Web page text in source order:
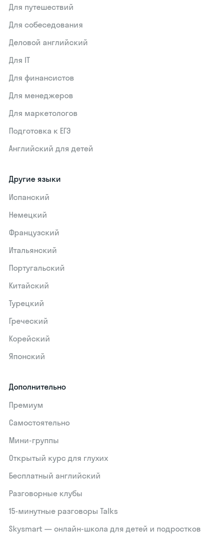
Для путешествий
Для собеседования
Деловой английский
Для IT
Для финансистов
Для менеджеров
Для маркетологов
Подготовка к ЕГЭ
Английский для детей
Другие языки
Испанский
Немецкий
Французский
Итальянский
Португальский
Китайский
Турецкий
Греческий
Корейский
Японский
Дополнительно
Премиум
Самостоятельно
Мини-группы
Открытый курс для глухих
Бесплатный английский
Разговорные клубы
15‑минутные разговоры Talks
Skysmart — онлайн-школа для детей и подростков